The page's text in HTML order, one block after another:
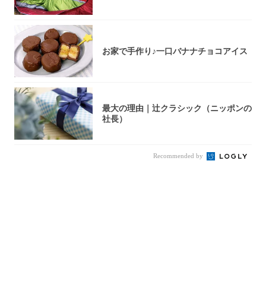
お家で手作り♪一口バナナチョコアイス
最大の理由｜辻クラシック（ニッポンの
社長）
Recommended by